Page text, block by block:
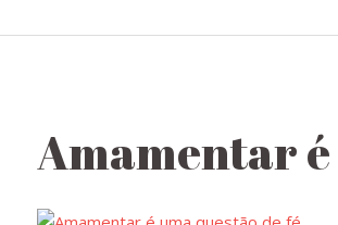
Amamentar é